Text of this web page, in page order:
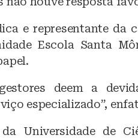
e representante da
Escola Santa
deem a
especializado”,
Universidade de